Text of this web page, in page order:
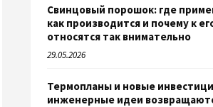
Свинцовый порошок: где
как производится и почему к
относятся так внимательно
29.05.2026
Термопланы и новые
инженерные идеи